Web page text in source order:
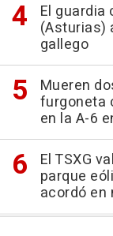
El guardia
(Asturias)
gallego
Mueren
furgoneta
en la A-6
El TSXG
parque
acordó en